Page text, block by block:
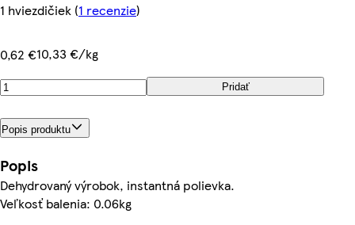
1 hviezdičiek (1 recenzie)
0,62 €10,33 €/kg
Pridať
Popis produktu
Popis
Dehydrovaný výrobok, instantná polievka.
Veľkosť balenia: 0.06kg